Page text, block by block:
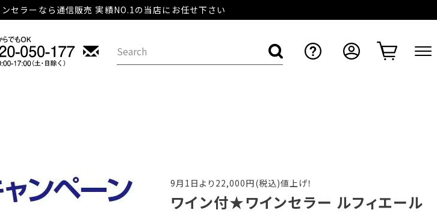
セラーなら通信販売 実績NO.1の当店にお任せ下さい
9月1日より22,000円(税込)値上げ！
ワイン付★ワインセラー ルフィエール